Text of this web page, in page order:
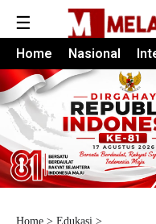
☰
Home Nasional
Home > Edukasi >